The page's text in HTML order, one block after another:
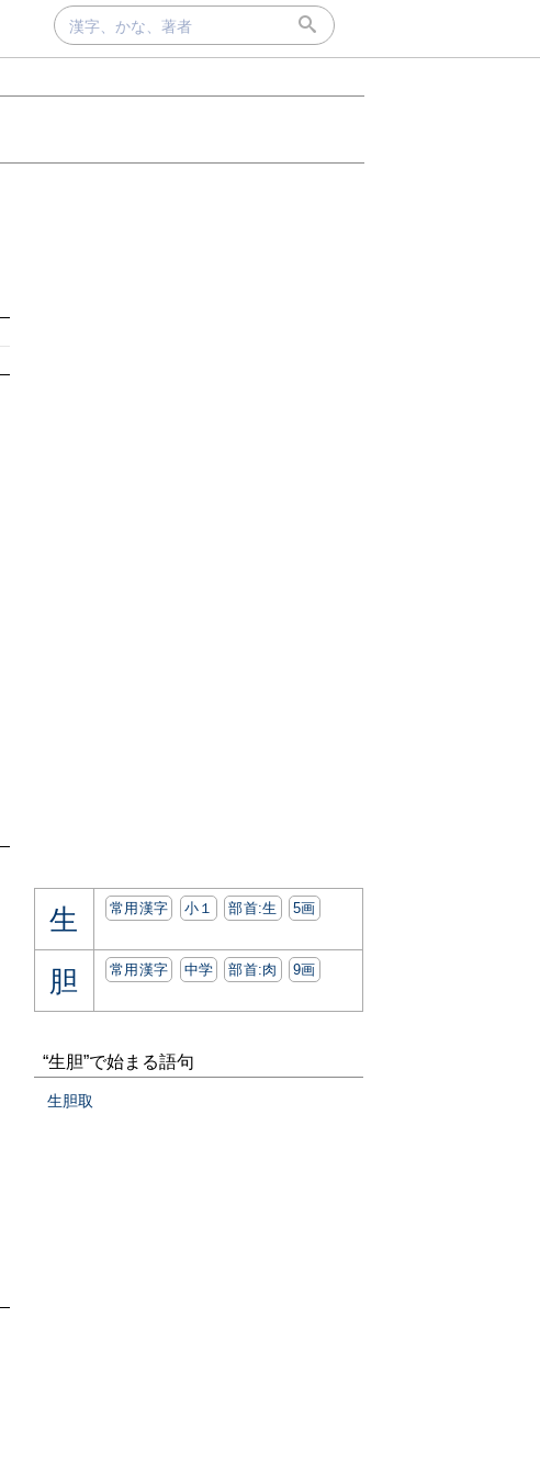
生 常用漢字 小１ 部首:⽣ 5画
胆 常用漢字 中学 部首:⾁ 9画
“生胆”で始まる語句
生胆取